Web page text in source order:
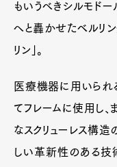
もいうべきシルモド
へと轟かせたベルリン
リン」。
医療機器に用いられ
てフレームに使用し
なスクリューレス構造
しい革新性のある技